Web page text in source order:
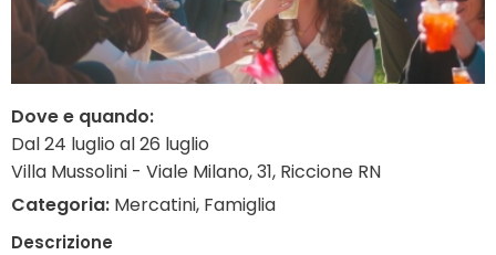
Dove e quando:
Dal 24 luglio al 26 luglio
Villa Mussolini - Viale Milano, 31, Riccione RN
Categoria: Mercatini, Famiglia
Descrizione